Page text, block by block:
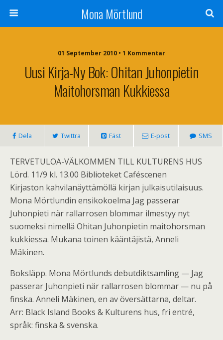
Mona Mörtlund
01 September 2010 • 1 Kommentar
Uusi Kirja-Ny Bok: Ohitan Juhonpietin
Maitohorsman Kukkiessa
Dela Twittra Fäst E-post SMS
TERVETULOA-VÄLKOMMEN TILL KULTURENS HUS
Lörd. 11/9 kl. 13.00 Biblioteket Caféscenen
Kirjaston kahvilanäyttämöllä kirjan julkaisutilaisuus.
Mona Mörtlundin ensikokoelma Jag passerar
Juhonpieti när rallarrosen blommar ilmestyy nyt
suomeksi nimellä Ohitan Juhonpietin maitohorsman
kukkiessa. Mukana toinen kääntäjistä, Anneli
Mäkinen.
Boksläpp. Mona Mörtlunds debutdiktsamling — Jag
passerar Juhonpieti när rallarrosen blommar — nu på
finska. Anneli Mäkinen, en av översättarna, deltar.
Arr: Black Island Books & Kulturens hus, fri entré,
språk: finska & svenska.